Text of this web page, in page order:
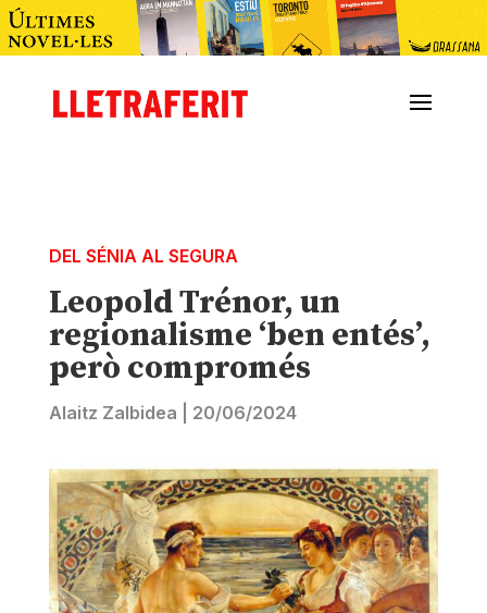
DEL SÉNIA AL SEGURA
Leopold Trénor, un
regionalisme ‘ben entés’,
però compromés
Alaitz Zalbidea 20/06/2024